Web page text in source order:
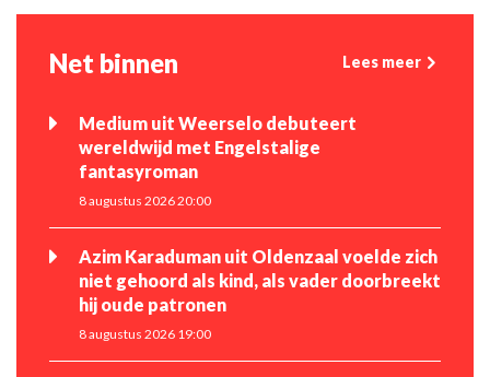
Net binnen Lees meer
Medium uit Weerselo debuteert
wereldwijd met Engelstalige
fantasyroman
8 augustus 2026 20:00
Azim Karaduman uit Oldenzaal voelde zich
niet gehoord als kind, als vader doorbreekt
hij oude patronen
8 augustus 2026 19:00